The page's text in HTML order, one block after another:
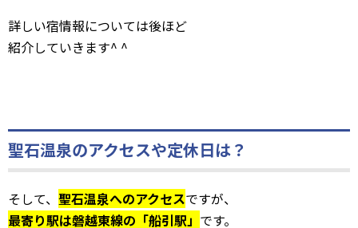
詳しい宿情報については後ほど
紹介していきます^ ^
聖石温泉のアクセスや定休日は？
そして、 聖石温泉へのアクセスですが、
最寄り駅は磐越東線の「船引駅」 です。